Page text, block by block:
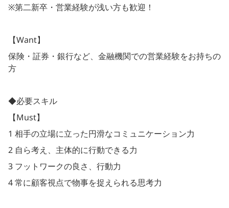
※第二新卒・営業経験が浅い方も歓迎！
【Want】
保険・証券・銀行など、金融機関での営業経験をお持ちの
方
◆必要スキル
【Must】
1 相手の立場に立った円滑なコミュニケーション力
2 自ら考え、主体的に行動できる力
3 フットワークの良さ、行動力
4 常に顧客視点で物事を捉えられる思考力